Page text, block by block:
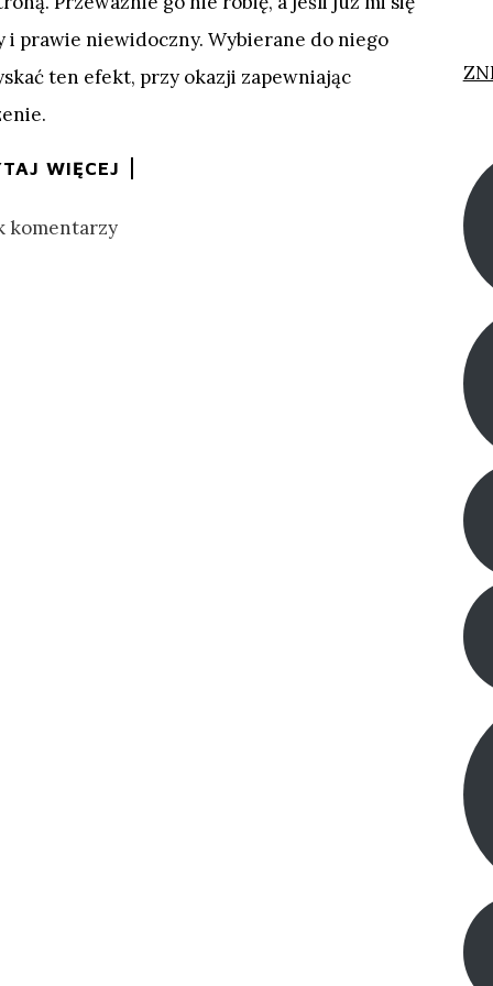
prawie niewidoczny. Wybierane do niego
ten efekt, przy okazji zapewniając
WIĘCEJ
komentarzy